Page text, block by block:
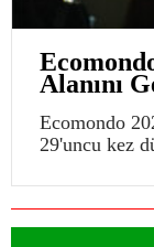
Alanını
Ecomondo
29'uncu kez